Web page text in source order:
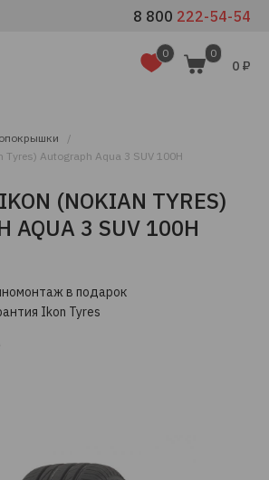
8 800 222-54-54
0 0
0 ₽
Autograph Aqua 3 SUV 100H
(NOKIAN TYRES)
AQUA 3 SUV 100H
в подарок
Ikon Tyres